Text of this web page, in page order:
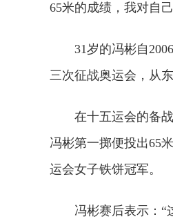
65米的成绩，我对自
31岁的冯彬自
三次征战奥运会，从
在十五运会的备
冯彬第一掷便投出65
运会女子铁饼冠军。
冯彬赛后表示：“